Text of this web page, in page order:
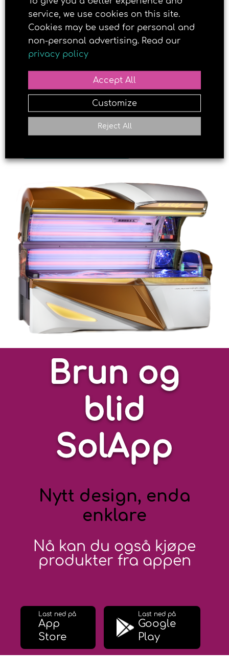
Brun og
blid
SolApp
Nytt design, enda
enklare
Nå kan du også kjøpe
produkter fra appen
Last ned på
App
Store
Last ned på
Google
Play
service, we use cookies on this site.
Cookies may be used for personal and
non-personal advertising. Read our
privacy policy
Accept All
Reject All
Customize